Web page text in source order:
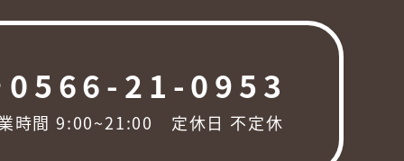
0566-21-0953
時間 9:00~21:00 定休日 不定休